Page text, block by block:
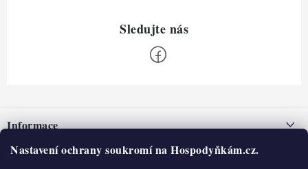
Nastavení ochrany soukromí na Hospodyňkám.cz.
pInformace
Nepřevzetí zásilky na dobírku
O nás